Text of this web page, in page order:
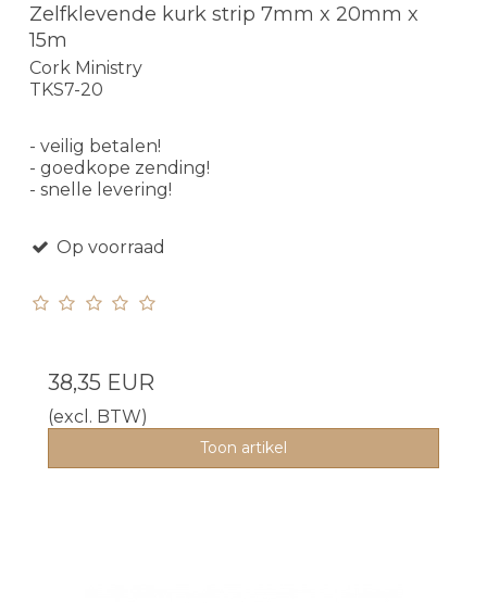
Zelfklevende kurk strip 7mm x 20mm x
15m
Cork Ministry
TKS7-20
- veilig betalen!
- goedkope zending!
- snelle levering!
Op voorraad
38,35 EUR
(excl. BTW)
Toon artikel